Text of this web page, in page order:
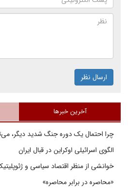
ارسال نظر
آخرین خبرها
چرا احتمال یک دوره جنگ شدید دیگر،
الگوی اسرائیلی اوکراین در قبال ایران
خوانشی از منظر اقتصاد سیاسی و
«محاصره در برابر محاصره»